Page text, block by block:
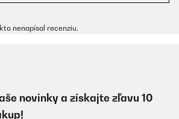
nenapísal recenziu.
novinky a získajte zľavu 10